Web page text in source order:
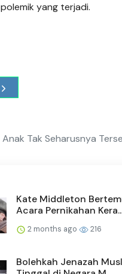
yang terjadi.
Tak Seharusnya
Kate Middleton
Acara Pernikahan
2 months ago 216
Bolehkah Jenazah